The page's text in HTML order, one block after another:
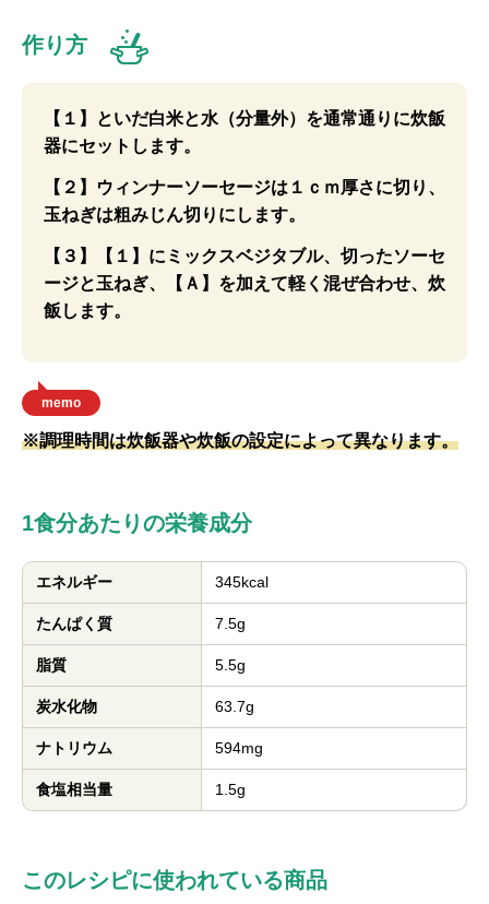
作り方
【１】といだ白米と水（分量外）を通常通りに炊飯
器にセットします。
【２】ウィンナーソーセージは１ｃｍ厚さに切り、
玉ねぎは粗みじん切りにします。
【３】【１】にミックスベジタブル、切ったソーセ
ージと玉ねぎ、【Ａ】を加えて軽く混ぜ合わせ、炊
飯します。
memo
※調理時間は炊飯器や炊飯の設定によって異なります。
1食分あたりの栄養成分
エネルギー 345kcal
たんぱく質 7.5g
脂質 5.5g
炭水化物 63.7g
ナトリウム 594mg
食塩相当量 1.5g
このレシピに使われている商品